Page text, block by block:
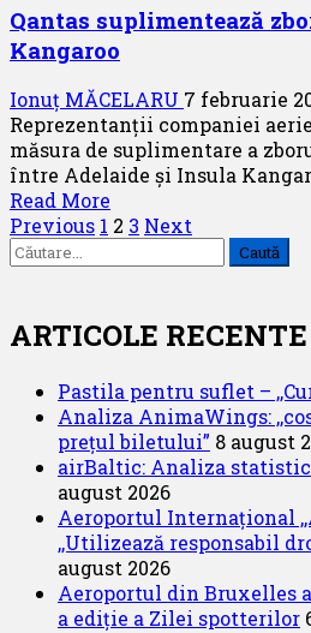
ale
companiei
Air
Serbia
Qantas suplimentează
Kangaroo
Ionuț MĂCELARU 7 februarie
Reprezentanții companiei
măsura de suplimentare a
între Adelaide și Insula
Read More
more
Qantas
zborurile
către
Kangaroo
Paginație
articole
Previous 1 2 3 Next
Caută
după:
ARTICOLE RECENTE
Pastila pentru suflet –
Analiza AnimaWings:
prețul biletului” 8 august
airBaltic: Analiza
august 2026
Aeroportul Internațional
,,Utilizează responsabil
august 2026
Aeroportul din Bruxelles
a ediție a Zilei spotterilor